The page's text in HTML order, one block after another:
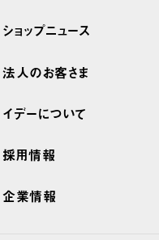
ショップニュース
法人のお客さま
イデーについて
採用情報
企業情報